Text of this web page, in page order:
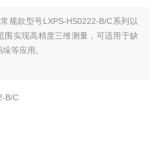
规款型号LXPS-HS0222-B/C系列以
围实现高精度三维测量，可适用于缺
等应用。
B/C